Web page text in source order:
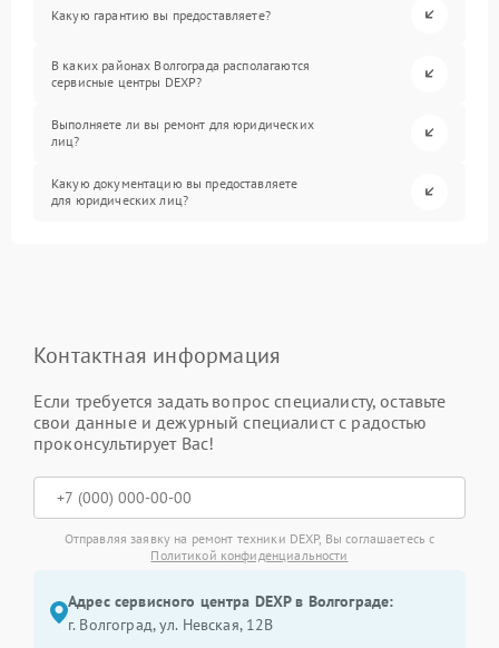
Какую гарантию вы предоставляете?
В каких районах Волгограда располагаются
сервисные центры DEXP?
Выполняете ли вы ремонт для юридических
лиц?
Какую документацию вы предоставляете
для юридических лиц?
Контактная информация
Если требуется задать вопрос специалисту, оставьте
свои данные и дежурный специалист с радостью
проконсультирует Вас!
Отправляя заявку на ремонт техники DEXP, Вы соглашаетесь с
Политикой конфиденциальности
Адрес сервисного центра DEXP в Волгограде:
г. Волгоград, ул. Невская, 12В